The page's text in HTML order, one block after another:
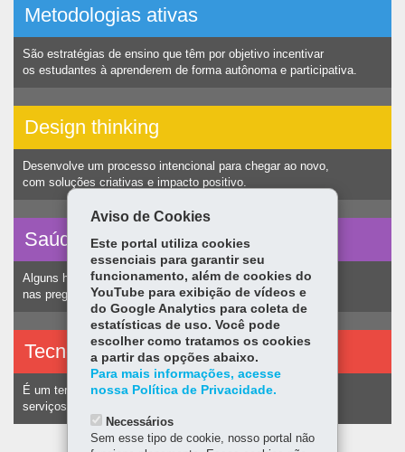
Metodologias ativas
São estratégias de ensino que têm por objetivo incentivar
os estudantes à aprenderem de forma autônoma e participativa.
Design thinking
Desenvolve um processo intencional para chegar ao novo,
com soluções criativas e impacto positivo.
Saúde vocal
Alguns hábitos humanos podem ocasionar nódulos
nas pregas vocais e consequentemente alteração na voz.
Tecnologias assistivas
É um termo utilizado para identificar recursos e
serviços voltados a pessoas com deficiência.
Aviso de Cookies
Este portal utiliza cookies
essenciais para garantir seu
funcionamento, além de cookies do
YouTube para exibição de vídeos e
do Google Analytics para coleta de
estatísticas de uso. Você pode
escolher como tratamos os cookies
a partir das opções abaixo.
Para mais informações, acesse
nossa Política de Privacidade.
Necessários
Sem esse tipo de cookie, nosso portal não